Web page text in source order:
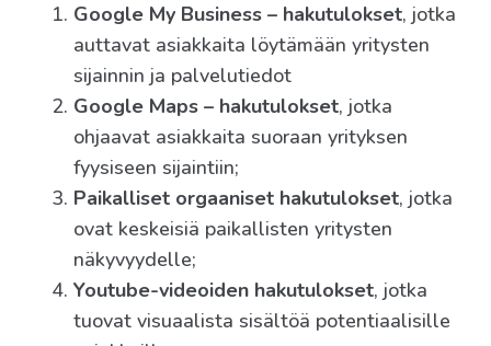
Google My Business – hakutulokset, jotka
auttavat asiakkaita löytämään yritysten
sijainnin ja palvelutiedot
Google Maps – hakutulokset, jotka
ohjaavat asiakkaita suoraan yrityksen
fyysiseen sijaintiin;
Paikalliset orgaaniset hakutulokset, jotka
ovat keskeisiä paikallisten yritysten
näkyvyydelle;
Youtube-videoiden hakutulokset, jotka
tuovat visuaalista sisältöä potentiaalisille